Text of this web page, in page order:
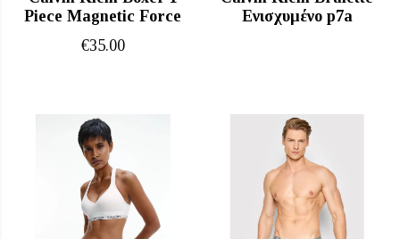
Piece Magnetic Force
€35.00
Ενισχυμένο p7a